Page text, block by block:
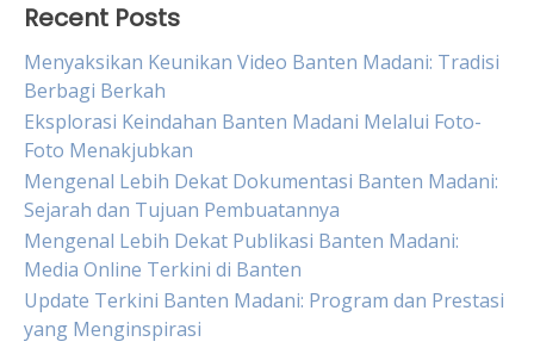
Recent Posts
Menyaksikan Keunikan Video Banten Madani: Tradisi
Berbagi Berkah
Eksplorasi Keindahan Banten Madani Melalui Foto-
Foto Menakjubkan
Mengenal Lebih Dekat Dokumentasi Banten Madani:
Sejarah dan Tujuan Pembuatannya
Mengenal Lebih Dekat Publikasi Banten Madani:
Media Online Terkini di Banten
Update Terkini Banten Madani: Program dan Prestasi
yang Menginspirasi